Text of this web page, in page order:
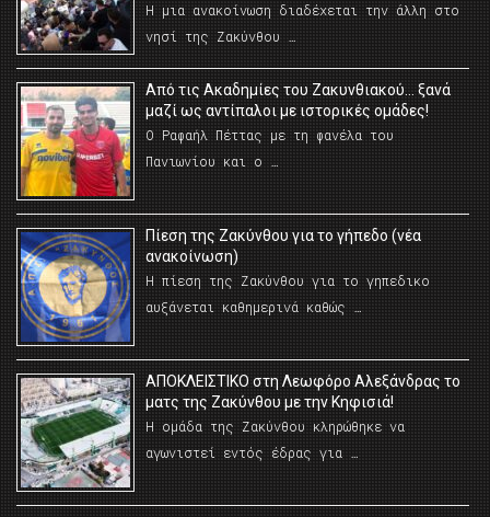
Η μια ανακοίνωση διαδέχεται την άλλη στο
νησί της Ζακύνθου …
Από τις Ακαδημίες του Ζακυνθιακού… ξανά
μαζί ως αντίπαλοι με ιστορικές ομάδες!
Ο Ραφαήλ Πέττας με τη φανέλα του
Πανιωνίου και ο …
Πίεση της Ζακύνθου για το γήπεδο (νέα
ανακοίνωση)
Η πίεση της Ζακύνθου για το γηπεδικο
αυξάνεται καθημερινά καθώς …
AΠΟΚΛΕΙΣΤΙΚΟ στη Λεωφόρο Αλεξάνδρας το
ματς της Ζακύνθου με την Κηφισιά!
Η ομάδα της Ζακύνθου κληρώθηκε να
αγωνιστεί εντός έδρας για …